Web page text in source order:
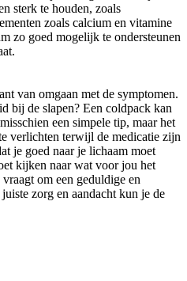
sterk te houden, zoals
zoals calcium en vitamine
zo goed mogelijk te ondersteunen
van omgaan met de symptomen.
bij de slapen? Een coldpack kan
een simpele tip, maar het
verlichten terwijl de medicatie zijn
je goed naar je lichaam moet
kijken naar wat voor jou het
om een geduldige en
zorg en aandacht kun je de